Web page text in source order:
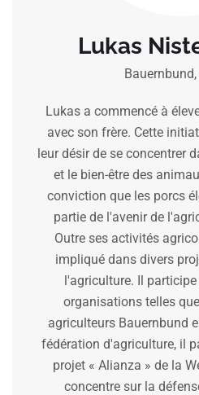
Lukas
Lukas a commencé à
avec son frère. Cette
leur désir de se concentrer
et le bien-être des
conviction que les porcs
partie de l'avenir de
Outre ses activités
impliqué dans divers
l'agriculture. Il
organisations telles
agriculteurs Bauernbund
fédération d'agriculture, il
projet « Alianza » de la
concentre sur la